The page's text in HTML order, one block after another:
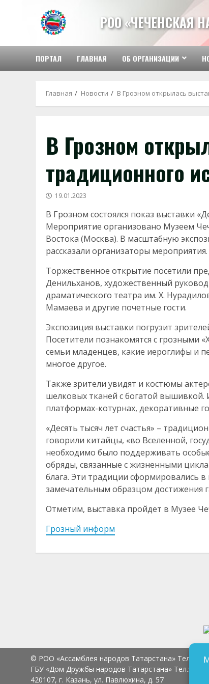
содержимому
РОО «ЧЕЧЕНСКАЯ
ПОРТАЛ ГЛАВНАЯ ОБ ОРГАНИЗАЦИИ
Главная Новости В Грозном открылась
В Грозном
традиционного
19.01.2023
В Грозном состоялся показ выставки
Мероприятие организовано Музеем
Востока (Москва). В масштабную
рассказали организаторы мероприятия.
Торжественное открытие посетили
Денильханов, художественный
драматического театра им. Х.
Мамаева и другие почетные гости.
Экспозиция выставки погрузит
Посетители познакомятся с грозными
семьи младенцев, какие иероглифы и
многое другое.
Также зрители увидят и костюмы
шелковых тканей с богатой
платформах-котурнах, декоративные
«Десять тысяч лет счастья» –
говорили китайцы, «во Вселенной,
необходимо было поддерживать
обряды, связанные с жизненными
блага. Эти традиции сформировались в
замечательным образцом достижения
Отметим, выставка пройдет в Музее
Грозный информ
© РОО «Ассамблея народов Татарстана» Тел.: 8
ГБУ «Дом Дружбы народов Татарстана» Тел.:
420107, г. Казань, ул. Павлюхина, д. 57